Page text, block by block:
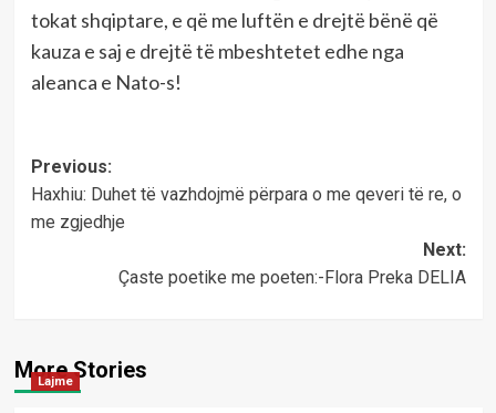
tokat shqiptare, e që me luftën e drejtë bënë që
kauza e saj e drejtë të mbeshtetet edhe nga
aleanca e Nato-s!
Post
navigation
Previous:
Haxhiu: Duhet të vazhdojmë përpara o me qeveri të re, o
me zgjedhje
Next:
Çaste poetike me poeten:-Flora Preka DELIA
More Stories
Lajme